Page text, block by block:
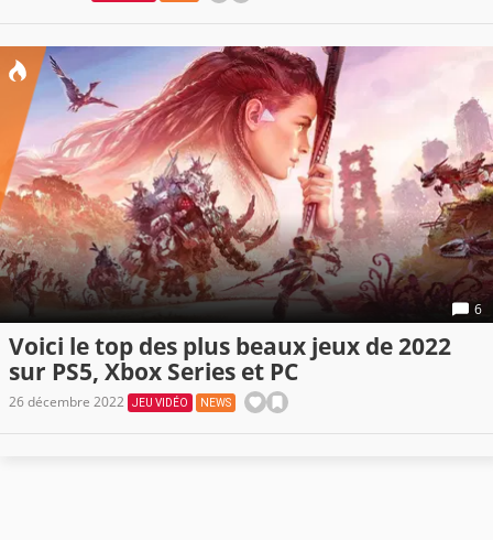
6
Voici le top des plus beaux jeux de 2022
sur PS5, Xbox Series et PC
26 décembre 2022 JEU VIDÉO NEWS